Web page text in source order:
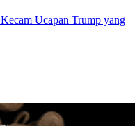
Ucapan Trump yang